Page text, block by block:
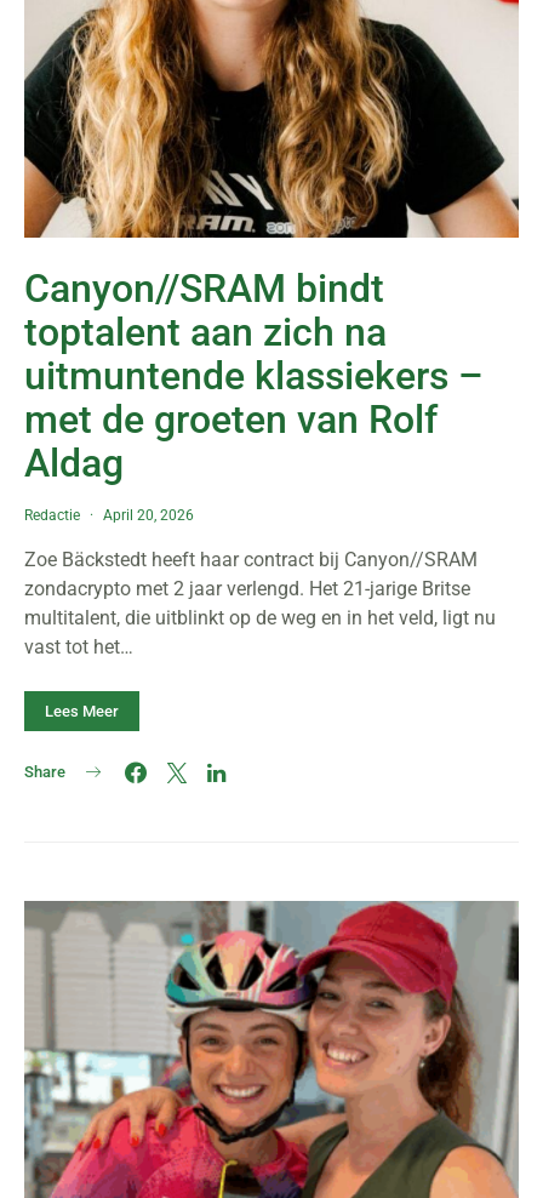
Canyon//SRAM bindt
toptalent aan zich na
uitmuntende klassiekers –
met de groeten van Rolf
Aldag
Redactie April 20, 2026
Zoe Bäckstedt heeft haar contract bij Canyon//SRAM
zondacrypto met 2 jaar verlengd. Het 21-jarige Britse
multitalent, die uitblinkt op de weg en in het veld, ligt nu
vast tot het…
Lees Meer
Share